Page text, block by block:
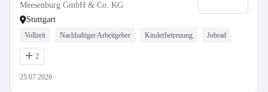
Meesenburg GmbH & Co. KG
Stuttgart
Vollzeit Nachhaltiger Arbeitgeber Kinderbetreuung Jobrad
2
25.07.2026